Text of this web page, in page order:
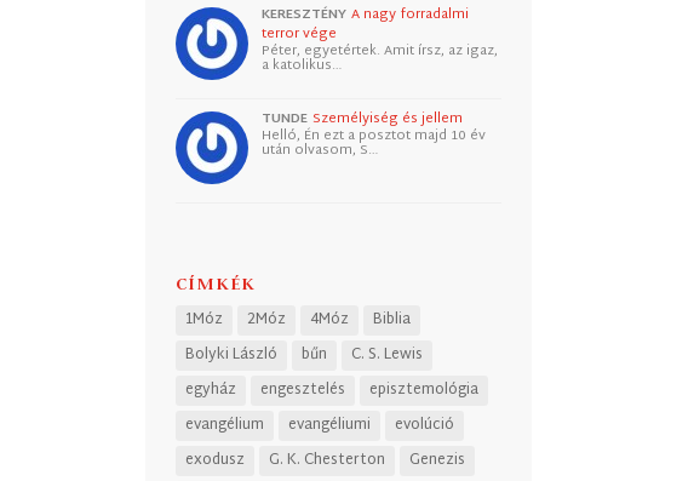
KERESZTÉNY A nagy forradalmi
terror vége
Péter, egyetértek. Amit írsz, az igaz,
a katolikus…
TUNDE Személyiség és jellem
Helló, Én ezt a posztot majd 10 év
után olvasom, S…
CÍMKÉK
1Móz 2Móz 4Móz
Biblia
Bolyki László
bűn
C. S. Lewis
egyház
engesztelés
episztemológia
evangélium
evangéliumi
evolúció
exodusz
G. K. Chesterton
Genezis